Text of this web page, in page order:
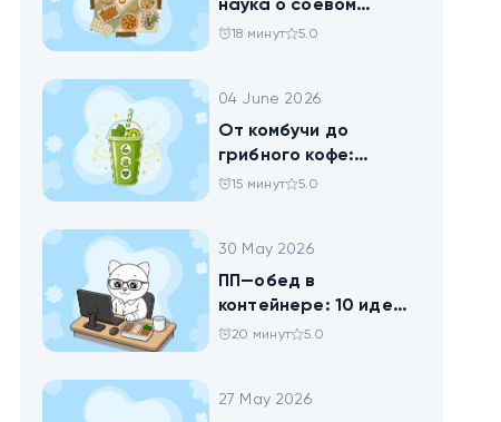
наука о соевом
твороге, который
18 минут 5.0
04 June 2026
От комбучи до
грибного кофе:
разбираемся в
15 минут 5.0
30 May 2026
ПП—обед в
контейнере: 10 идей
для офисников,
20 минут 5.0
27 May 2026